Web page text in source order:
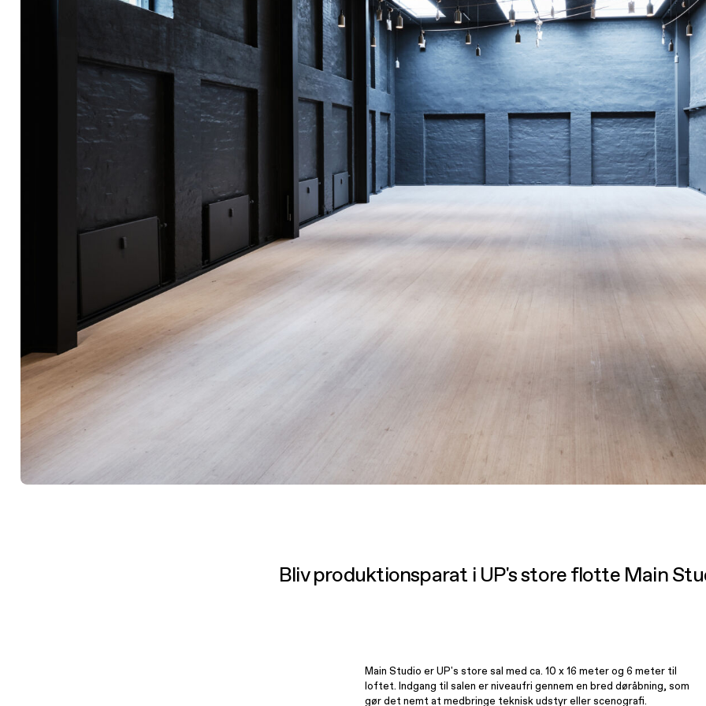
Bliv produktionsparat i UP's store flotte Main
Main Studio er UP's store sal med ca. 10 x 16 meter og 6 meter til
loftet. Indgang til salen er niveaufri gennem en bred døråbning, som
gør det nemt at medbringe teknisk udstyr eller scenografi.